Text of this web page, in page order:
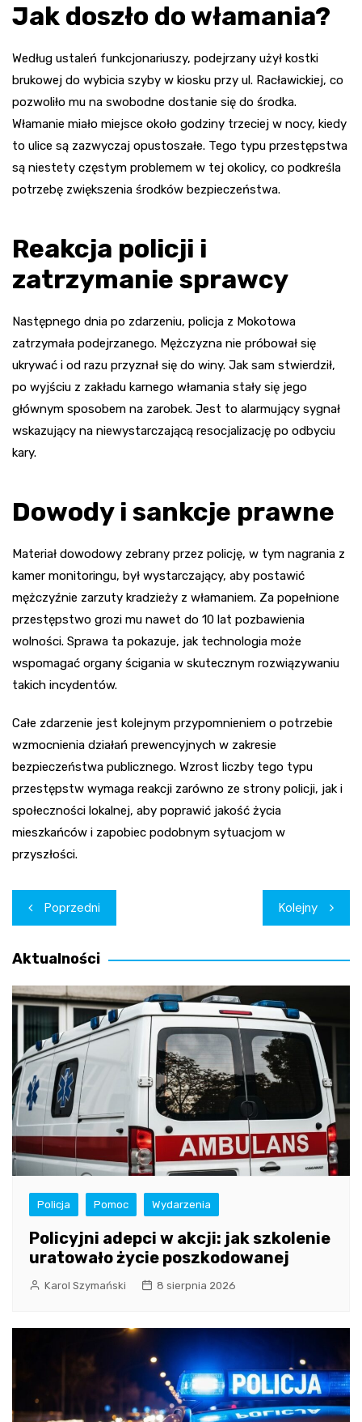
Jak doszło do włamania?
Według ustaleń funkcjonariuszy, podejrzany użył kostki
brukowej do wybicia szyby w kiosku przy ul. Racławickiej, co
pozwoliło mu na swobodne dostanie się do środka.
Włamanie miało miejsce około godziny trzeciej w nocy, kiedy
to ulice są zazwyczaj opustoszałe. Tego typu przestępstwa
są niestety częstym problemem w tej okolicy, co podkreśla
potrzebę zwiększenia środków bezpieczeństwa.
Reakcja policji i
zatrzymanie sprawcy
Następnego dnia po zdarzeniu, policja z Mokotowa
zatrzymała podejrzanego. Mężczyzna nie próbował się
ukrywać i od razu przyznał się do winy. Jak sam stwierdził,
po wyjściu z zakładu karnego włamania stały się jego
głównym sposobem na zarobek. Jest to alarmujący sygnał
wskazujący na niewystarczającą resocjalizację po odbyciu
kary.
Dowody i sankcje prawne
Materiał dowodowy zebrany przez policję, w tym nagrania z
kamer monitoringu, był wystarczający, aby postawić
mężczyźnie zarzuty kradzieży z włamaniem. Za popełnione
przestępstwo grozi mu nawet do 10 lat pozbawienia
wolności. Sprawa ta pokazuje, jak technologia może
wspomagać organy ścigania w skutecznym rozwiązywaniu
takich incydentów.
Całe zdarzenie jest kolejnym przypomnieniem o potrzebie
wzmocnienia działań prewencyjnych w zakresie
bezpieczeństwa publicznego. Wzrost liczby tego typu
przestępstw wymaga reakcji zarówno ze strony policji, jak i
społeczności lokalnej, aby poprawić jakość życia
mieszkańców i zapobiec podobnym sytuacjom w
przyszłości.
Nawigacja
wpisu
Poprzedni Kolejny
Aktualności
Policja Pomoc Wydarzenia
Policyjni adepci w akcji: jak szkolenie
uratowało życie poszkodowanej
Karol Szymański 8 sierpnia 2026